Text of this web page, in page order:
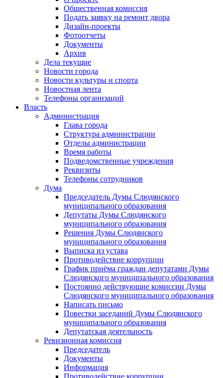
Общественная комиссия
Подать заявку на ремонт двора
Дизайн-проекты
Фотоотчеты
Документы
Архив
Дела текущие
Новости города
Новости культуры и спорта
Новостная лента
Телефоны организаций
Власть
Администрация
Глава города
Структура администрации
Отделы администрации
Время работы
Подведомственные учреждения
Реквизиты
Телефоны сотрудников
Дума
Председатель Думы Слюдянского
муниципального образования
Депутаты Думы Слюдянского
муниципального образования
Решения Думы Слюдянского
муниципального образования
Выписка из устава
Противодействие коррупции
График приёма граждан депутатами Думы
Слюдянского муниципального образования
Постоянно действующие комиссии Думы
Слюдянского муниципального образования
Написать письмо
Повестки заседаний Думы Слюдянского
муниципального образования
Депутатская деятельность
Ревизионная комиссия
Председатель
Документы
Информация